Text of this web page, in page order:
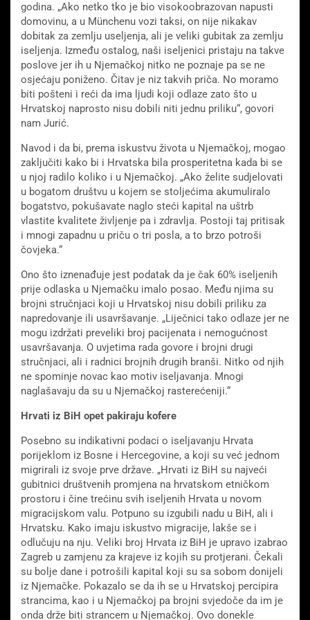
godina. „Ako netko tko je bio visokoobrazovan napusti
domovinu, a u Münchenu vozi taksi, on nije nikakav
dobitak za zemlju useljenja, ali je veliki gubitak za zemlju
iseljenja. Između ostalog, naši iseljenici pristaju na takve
poslove jer ih u Njemačkoj nitko ne poznaje pa se ne
osjećaju poniženo. Čitav je niz takvih priča. No moramo
biti pošteni i reći da ima ljudi koji odlaze zato što u
Hrvatskoj naprosto nisu dobili niti jednu priliku“, govori
nam Jurić.
Navod i da bi, prema iskustvu života u Njemačkoj, mogao
zaključiti kako bi i Hrvatska bila prosperitetna kada bi se
u njoj radilo koliko i u Njemačkoj. „Ako želite sudjelovati
u bogatom društvu u kojem se stoljećima akumuliralo
bogatstvo, pokušavate naglo steći kapital na uštrb
vlastite kvalitete življenje pa i zdravlja. Postoji taj pritisak
i mnogi zapadnu u priču o tri posla, a to brzo potroši
čovjeka.“
Ono što iznenađuje jest podatak da je čak 60% iseljenih
prije odlaska u Njemačku imalo posao. Među njima su
brojni stručnjaci koji u Hrvatskoj nisu dobili priliku za
napredovanje ili usavršavanje. „Liječnici tako odlaze jer ne
mogu izdržati preveliki broj pacijenata i nemogućnost
usavršavanja. O uvjetima rada govore i brojni drugi
stručnjaci, ali i radnici brojnih drugih branši. Nitko od njih
ne spominje novac kao motiv iseljavanja. Mnogi
naglašavaju da su u Njemačkoj rasterećeniji.“
Hrvati iz BiH opet pakiraju kofere
Posebno su indikativni podaci o iseljavanju Hrvata
porijeklom iz Bosne i Hercegovine, a koji su već jednom
migrirali iz svoje prve države. „Hrvati iz BiH su najveći
gubitnici društvenih promjena na hrvatskom etničkom
prostoru i čine trećinu svih iseljenih Hrvata u novom
migracijskom valu. Potpuno su izgubili nadu u BiH, ali i
Hrvatsku. Kako imaju iskustvo migracije, lakše se i
odlučuju na nju. Veliki broj Hrvata iz BiH je upravo izabrao
Zagreb u zamjenu za krajeve iz kojih su protjerani. Čekali
su bolje dane i potrošili kapital koji su sa sobom donijeli
iz Njemačke. Pokazalo se da ih se u Hrvatskoj percipira
strancima, kao i u Njemačkoj pa brojni svjedoče da im je
onda drže biti strancem u Njemačkoj. Ovo donekle